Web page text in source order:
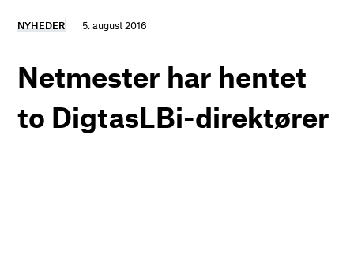
NYHEDER 5. august 2016
Netmester har hentet
to DigtasLBi-direktører